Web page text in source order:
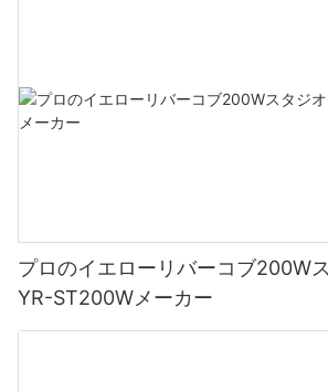
プロのイエローリバーコブ200W
YR-ST200Wメーカー